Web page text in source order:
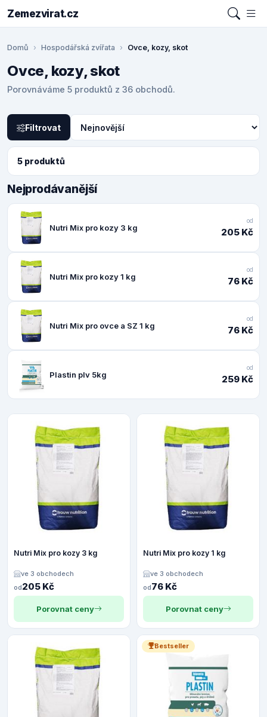
Zemezvirat.cz
Domů Hospodářská zvířata Ovce, kozy, skot
Ovce, kozy, skot
Porovnáváme 5 produktů z 36 obchodů.
Filtrovat
5 produktů
Nejprodávanější
Nutri Mix pro kozy 3 kg
od
205 Kč
Nutri Mix pro kozy 1 kg
od
76 Kč
Nutri Mix pro ovce a SZ 1 kg
od
76 Kč
Plastin plv 5kg
od
259 Kč
Nutri Mix pro kozy 3 kg
ve 3 obchodech
od205 Kč
Porovnat ceny
Nutri Mix pro kozy 1 kg
ve 3 obchodech
od76 Kč
Porovnat ceny
Bestseller